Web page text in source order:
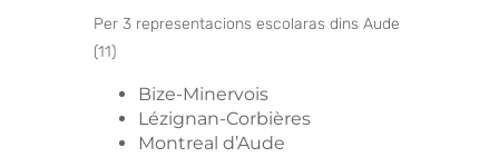
Per 3 representacions escolaras dins Aude
(11)
Bize-Minervois
Lézignan-Corbières
Montreal d’Aude